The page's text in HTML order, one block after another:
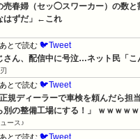
売春婦（セッ◯スワーカー）の数
はずだ」←これ
あとで読む 🐦Tweet
さん、配信中に号泣…ネット民「こ
あとで読む 🐦Tweet
正規ディーラーで車検を頼んだら担
別の整備工場にする！」 ｗｗｗｗ
ース♪
あとで読む 🐦Tweet